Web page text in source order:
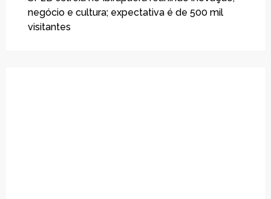
negócio e cultura; expectativa é de 500 mil
visitantes